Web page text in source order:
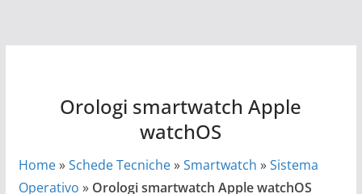
Orologi smartwatch Apple
watchOS
Home»Schede Tecniche»Smartwatch »Sistema
Operativo » Orologi smartwatch Apple watchOS